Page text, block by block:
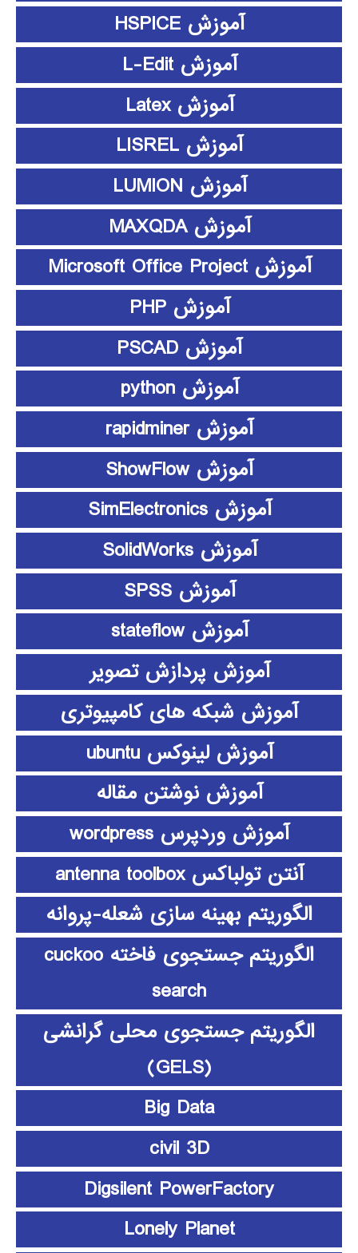
آموزش HSPICE
آموزش L-Edit
آموزش Latex
آموزش LISREL
آموزش LUMION
آموزش MAXQDA
آموزش Microsoft Office Project
آموزش PHP
آموزش PSCAD
آموزش python
آموزش rapidminer
آموزش ShowFlow
آموزش SimElectronics
آموزش SolidWorks
آموزش SPSS
آموزش stateflow
آموزش پردازش تصویر
آموزش شبکه های کامپیوتری
آموزش لینوکس ubuntu
آموزش نوشتن مقاله
آموزش وردپرس wordpress
آنتن تولباکس antenna toolbox
الگوریتم بهینه سازی شعله-پروانه
الگوریتم جستجوی فاخته cuckoo
search
الگوریتم جستجوی محلی گرانشی
(GELS)
Big Data
civil 3D
Digsilent PowerFactory
Lonely Planet